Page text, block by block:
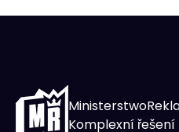
Komplexní